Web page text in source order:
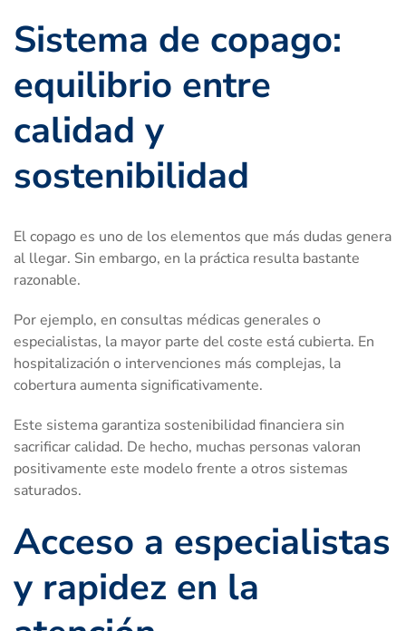
Sistema de copago:
equilibrio entre
calidad y
sostenibilidad
El copago es uno de los elementos que más dudas genera
al llegar. Sin embargo, en la práctica resulta bastante
razonable.
Por ejemplo, en consultas médicas generales o
especialistas, la mayor parte del coste está cubierta. En
hospitalización o intervenciones más complejas, la
cobertura aumenta significativamente.
Este sistema garantiza sostenibilidad financiera sin
sacrificar calidad. De hecho, muchas personas valoran
positivamente este modelo frente a otros sistemas
saturados.
Acceso a especialistas
y rapidez en la